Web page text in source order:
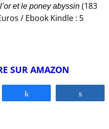
et le poney abyssin(183
/ Ebook Kindle : 5
SUR AMAZON